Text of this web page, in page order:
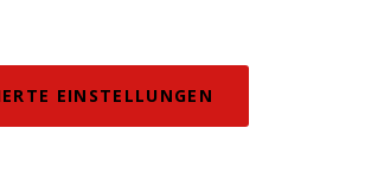
Barrierefreiheitserklärung
Irrtümer und Preisänderungen vorbehalten.
EINSTELLUNGEN